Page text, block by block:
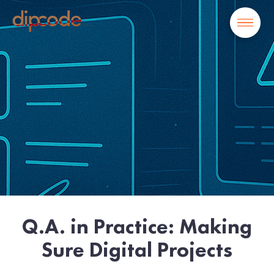
Q.A. in Practice: Making
Sure Digital Projects